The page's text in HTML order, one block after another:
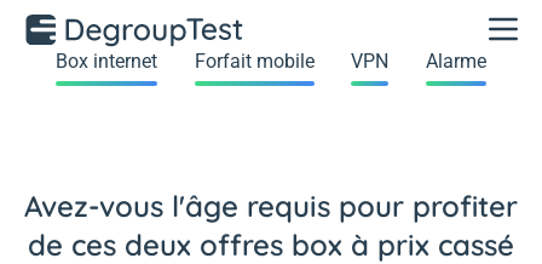
Box internet Forfait mobile VPN Alarme
Avez-vous l'âge requis pour profiter
de ces deux offres box à prix cassé